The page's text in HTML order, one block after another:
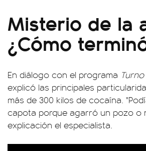
Misterio de la
¿Cómo
En diálogo con el programa
explicó las principales
más de 300 kilos de cocaína.
capota porque agarró un pozo o
explicación el especialista.